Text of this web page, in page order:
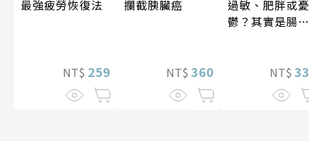
最強疲勞恢復法
NT$ 259
攔截胰臟癌
NT$ 360
過敏、肥胖或憂
鬱？其實是腸道
NT$